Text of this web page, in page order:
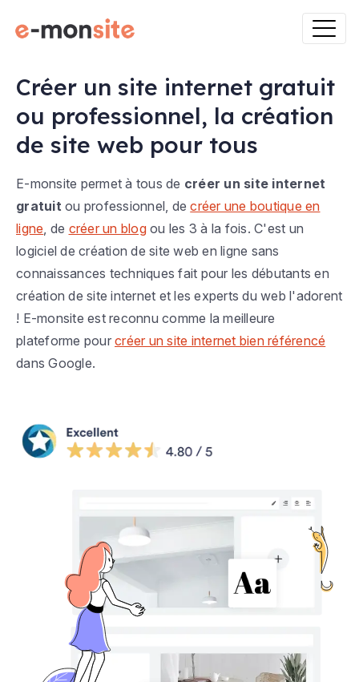
Créer un site internet gratuit
ou professionnel, la création
de site web pour tous
E-monsite permet à tous de créer un site internet
gratuit ou professionnel, decréer une boutique en
ligne , de créer un blogou les 3 à la fois. C'est un
logiciel de création de site web en ligne sans
connaissances techniques fait pour les débutants en
création de site internet et les experts du web l'adorent
! E-monsite est reconnu comme la meilleure
plateforme pour créer un site internet bien référencé
dans Google.